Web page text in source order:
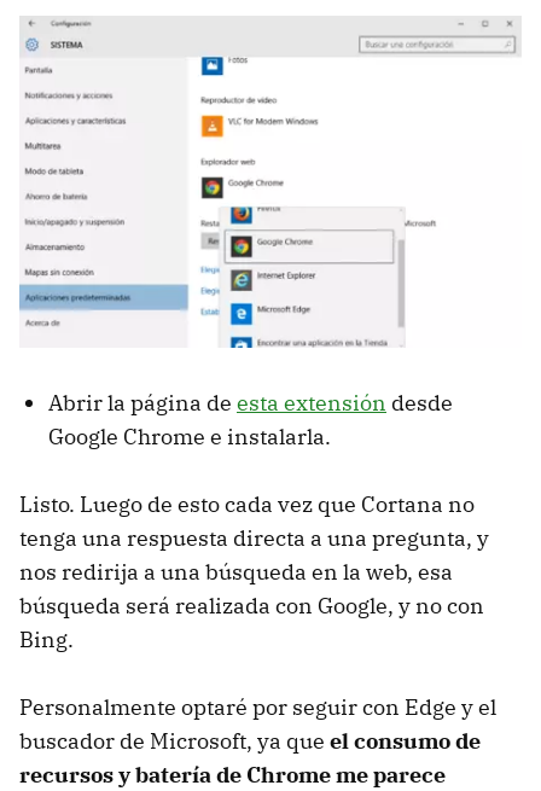
Abrir la página de esta extensión desde
Google Chrome e instalarla.
Listo. Luego de esto cada vez que Cortana no
tenga una respuesta directa a una pregunta, y
nos redirija a una búsqueda en la web, esa
búsqueda será realizada con Google, y no con
Bing.
Personalmente optaré por seguir con Edge y el
buscador de Microsoft, ya que el consumo de
recursos y batería de Chrome me parece